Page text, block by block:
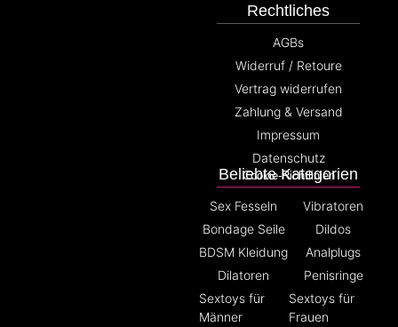
Beliebte Kategorien
Sex Fesseln
Bondage Seile
BDSM Kleidung
Dilatoren
Sextoys für
Männer
Vibratoren
Dildos
Analplugs
Penisringe
Sextoys für
Frauen
Rechtliches
AGBs
Widerruf / Retoure
Vertrag widerrufen
Zahlung & Versand
Impressum
Datenschutz
Cookie-Richtlinien